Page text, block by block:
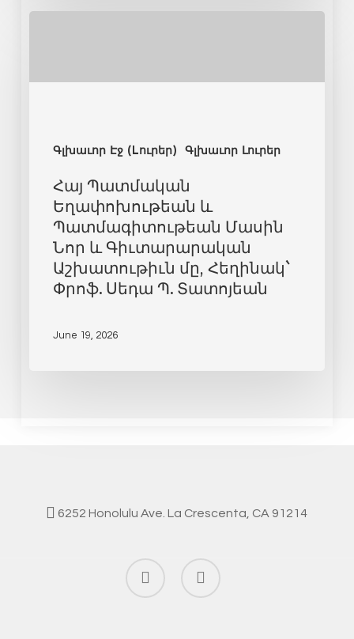
Գլխաւոր Էջ (Lուրեր) Գլխաւոր Լուրեր
Հայ Պատմական
Եղափոխութեան և
Պատմագիտութեան Մասին
Նոր և Գիւտարարական
Աշխատութիւն մը, Հեղինակ`
Փրոֆ. Սեդա Պ. Տատոյեան
June 19, 2026
6252 Honolulu Ave. La Crescenta, CA 91214
facebook instagram